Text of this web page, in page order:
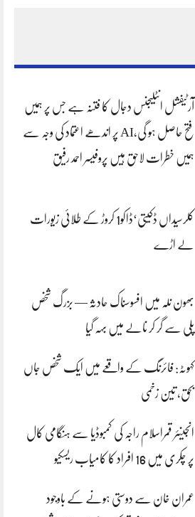
آرٹیفشل انٹلیجنس دجال کا فتنہ ہے جس پر ہمیں
فتح حاصل ہو گی،AI پر اندھے اعتماد کی وجہ سے
ہمیں خطرات لاحق ہیں پروفیسر احمد رفیق
کلرسیداں ڈکیتی‘ڈاکو1 کروڑ کے طلائی زیورات
لے اڑے
بھون نلہ میں افسوسناک حادثہ — بزرگ شخص
پلی سے گر کر نالے میں بہہ گیا
کہوٹہ: فائرنگ کے واقعے میں ایک شخص جاں
بحق، تین زخمی
انجینئر قمراسلام راجہ کی کمبوڈیا سے ہنگامی کال
پر چکری میں 16 افراد کا کامیاب ریسکیو
عمران خان سے دوستی ہونے کے باوجود